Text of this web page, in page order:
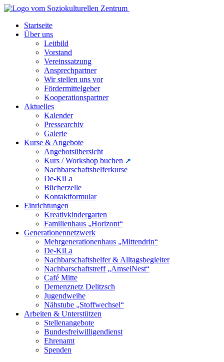
Startseite
Über uns
Leitbild
Vorstand
Vereinssatzung
Ansprechpartner
Wir stellen uns vor
Fördermittelgeber
Kooperationspartner
Aktuelles
Kalender
Pressearchiv
Galerie
Kurse & Angebote
Angebotsübersicht
Kurs / Workshop buchen
Nachbarschaftshelferkurse
De-KiLa
Bücherzelle
Kontaktformular
Einrichtungen
Kreativkindergarten
Familienhaus „Horizont“
Generationennetzwerk
Mehrgenerationenhaus „Mittendrin“
De-KiLa
Nachbarschaftshelfer & Alltagsbegleiter
Nachbarschaftstreff „AmselNest“
Café Mitte
Demenznetz Delitzsch
Jugendweihe
Nähstube „Stoffwechsel“
Arbeiten & Unterstützen
Stellenangebote
Bundesfreiwilligendienst
Ehrenamt
Spenden